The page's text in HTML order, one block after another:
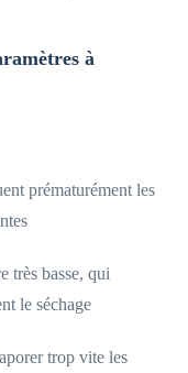
à
prématurément les
très basse, qui
le séchage
trop vite les